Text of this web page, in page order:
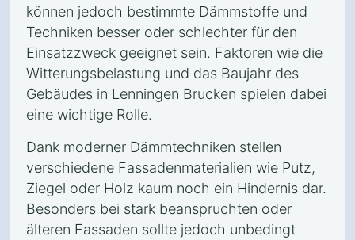
können jedoch bestimmte Dämmstoffe und
Techniken besser oder schlechter für den
Einsatzzweck geeignet sein. Faktoren wie die
Witterungsbelastung und das Baujahr des
Gebäudes in Lenningen Brucken spielen dabei
eine wichtige Rolle.
Dank moderner Dämmtechniken stellen
verschiedene Fassadenmaterialien wie Putz,
Ziegel oder Holz kaum noch ein Hindernis dar.
Besonders bei stark beanspruchten oder
älteren Fassaden sollte jedoch unbedingt